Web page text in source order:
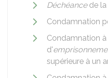
Déchéancede la
Condamnation
Condamnation
d'
supérieure à un